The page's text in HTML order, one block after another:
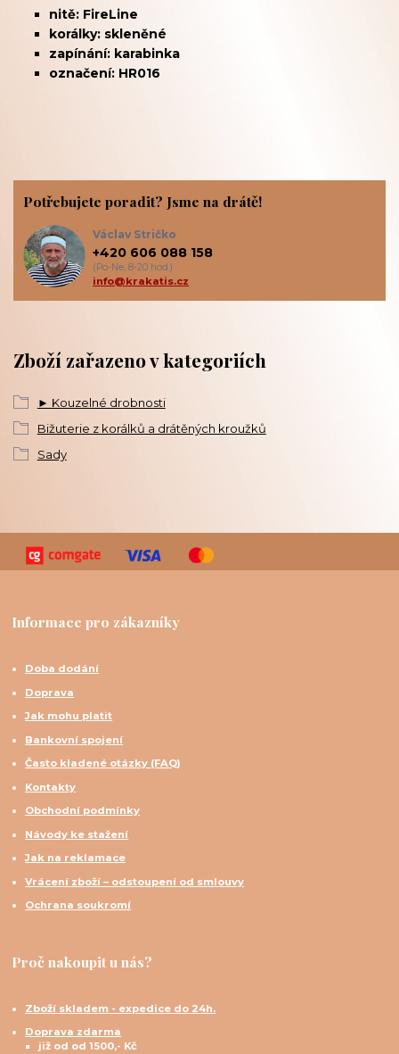
nitě: FireLine
korálky: skleněné
zapínání: karabinka
označení: HR016
Zboží zařazeno v kategoriích
► Kouzelné drobnosti
Bižuterie z korálků a drátěných kroužků
Sady
Potřebujete poradit? Jsme na drátě!
Václav Stričko
+420 606 088 158
(Po-Ne, 8-20 hod.)
info@krakatis.cz
Informace pro zákazníky
Doba dodání
Doprava
Jak mohu platit
Bankovní spojení
Často kladené otázky (FAQ)
Kontakty
Obchodní podmínky
Návody ke stažení
Jak na reklamace
Vrácení zboží – odstoupení od smlouvy
Ochrana soukromí
Proč nakoupit u nás?
Zboží skladem - expedice do 24h.
Doprava zdarma
již od od 1500,- Kč